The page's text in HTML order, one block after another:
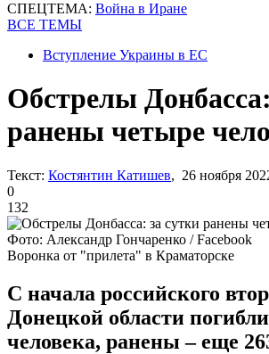
СПЕЦТЕМА: Война в Иране
ВСЕ ТЕМЫ
Вступление Украины в ЕС
Обстрелы
ранены четыре
Текст: Костянтин Катишев, 26 ноября
0
132
Фото: Александр Гончаренко / Facebook
Воронка от "прилета" в Краматорске
С начала российского
Донецкой области
человека, ранены – еще